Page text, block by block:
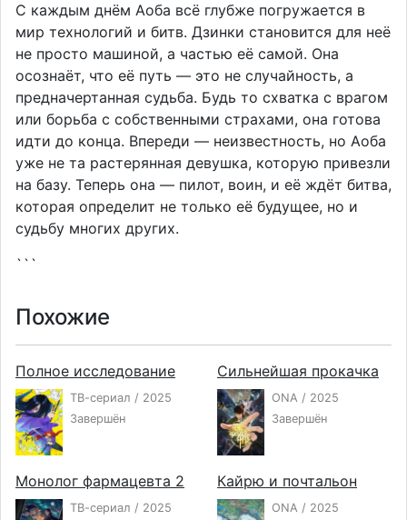
С каждым днём Аоба всё глубже погружается в
мир технологий и битв. Дзинки становится для неё
не просто машиной, а частью её самой. Она
осознаёт, что её путь — это не случайность, а
предначертанная судьба. Будь то схватка с врагом
или борьба с собственными страхами, она готова
идти до конца. Впереди — неизвестность, но Аоба
уже не та растерянная девушка, которую привезли
на базу. Теперь она — пилот, воин, и её ждёт битва,
которая определит не только её будущее, но и
судьбу многих других.
```
Похожие
Полное исследование
ТВ-сериал / 2025
Завершён
Сильнейшая прокачка
ONA / 2025
Завершён
Монолог фармацевта 2
ТВ-сериал / 2025
Кайрю и почтальон
ONA / 2025